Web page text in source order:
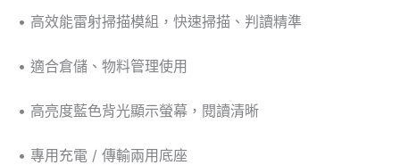
• 高效能雷射掃描模組，快速掃描、判讀精準
• 適合倉儲、物料管理使用
• 高亮度藍色背光顯示螢幕，閱讀清晰
• 專用充電 / 傳輸兩用底座